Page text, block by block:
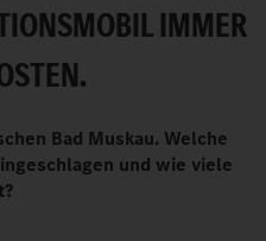
IMMER
Bad Muskau. Welche
und wie viele